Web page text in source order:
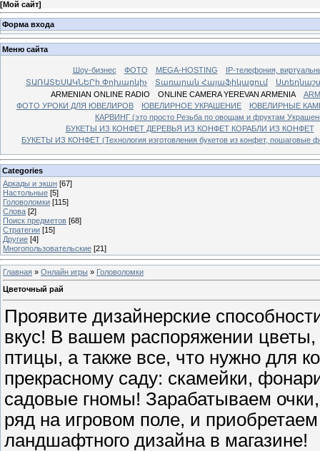
[Мой сайт]
Форма входа
Меню сайта
Шоу-бизнес ФОТО MEGA-HOSTING
IP-телефония,
ՏԱՌԱՏԵՍԱԿՆԵՐի Փոխարկիչ
Տառարան Հայաֆիկացում
ARMENIAN ONLINE RADIO
ONLINE CAMERA YEREVAN ARMENIA
ФОТО УРОКИ ДЛЯ ЮВЕЛИРОВ
ЮВЕЛИРНОЕ УКРАШЕНИЕ
ЮВЕЛИРНЫЕ
КАРВИНГ (это просто Резьба по овощам и фруктам
БУКЕТЫ ИЗ КОНФЕТ ДЕРЕВЬЯ ИЗ КОНФЕТ КОРАБЛИ ИЗ КОНФЕТ
БУКЕТЫ ИЗ КОНФЕТ (Технология изготовления букетов из конфет, пошаговые
Categories
Аркады и экшн [67]
Настольные [5]
Головоломки [115]
Слова [2]
Поиск предметов [68]
Стратегии [15]
Другие [4]
Многопользовательские [21]
Главная » Онлайн игры » Головоломки
Цветочный рай
Проявите дизайнерские
вкус! В вашем распоряжении
птицы, а также все, что нужно для
прекрасному саду: скамейки,
садовые гномы! Зарабатываем
ряд на игровом поле, и
ландшафтного дизайна в магазине!